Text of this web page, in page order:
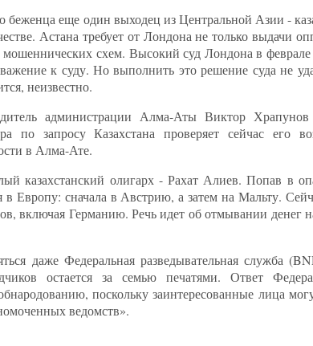
беженца еще один выходец из Центральной Азии -
Астана требует от Лондона не только выдачи
схем. Высокий суд Лондона в
к суду. Но выполнить это решение суда не
неизвестно.
администрации Алма-Аты Виктор Храпунов
по запросу Казахстана проверяет сейчас его
в Алма-Ате.
казахстанский олигарх - Рахат Алиев. Попав в
в Европу: сначала в Австрию, а затем на Мальту.
включая Германию. Речь идет об отмывании денег
даже Федеральная разведывательная служба
остается за семью печатями. Ответ
поскольку заинтересованные лица
ведомств».